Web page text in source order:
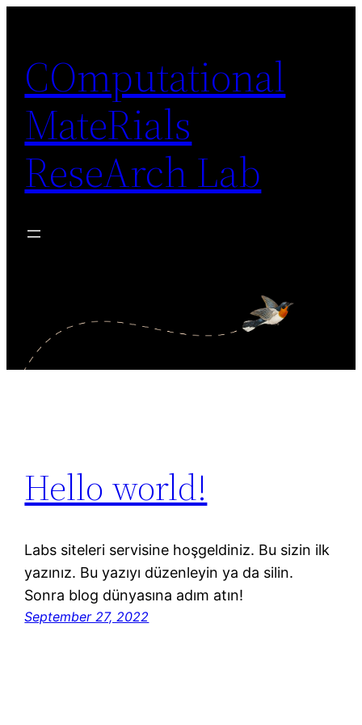
content
COmputational
MateRials
ReseArch Lab
Hello world!
Labs siteleri servisine hoşgeldiniz. Bu sizin ilk
yazınız. Bu yazıyı düzenleyin ya da silin.
Sonra blog dünyasına adım atın!
September 27, 2022